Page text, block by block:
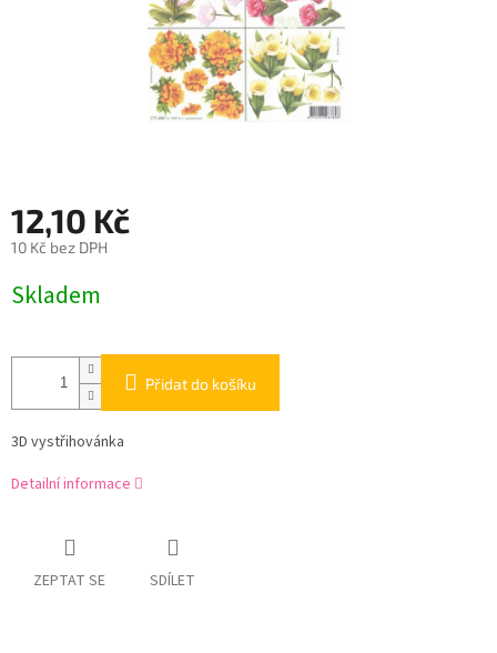
12,10 Kč
10 Kč bez DPH
cena:
Skladem
Přidat do košíku
3D vystřihovánka
Detailní informace
ZEPTAT SE SDÍLET